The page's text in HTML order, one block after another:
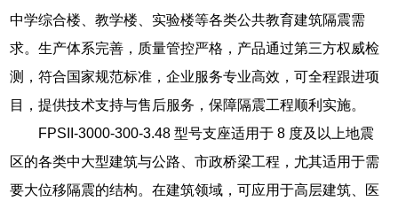
中学综合楼、教学楼、实验楼等各类公共教育建筑隔震需
求。生产体系完善，质量管控严格，产品通过第三方权威检
测，符合国家规范标准，企业服务专业高效，可全程跟进项
目，提供技术支持与售后服务，保障隔震工程顺利实施。
FPSII-3000-300-3.48 型号支座适用于 8 度及以上地震
区的各类中大型建筑与公路、市政桥梁工程，尤其适用于需
要大位移隔震的结构。在建筑领域，可应用于高层建筑、医